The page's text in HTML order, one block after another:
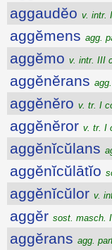
aggaudĕo v. intr.
aggĕmens agg.
aggĕmo v. intr. III
aggĕnĕrans
aggĕnĕro v. tr. I
aggĕnĕror v. tr. I
aggĕnĭcŭlans
aggĕnĭcŭlātĭo
aggĕnĭcŭlor v.
aggĕr sost. masch.
aggĕrans agg.